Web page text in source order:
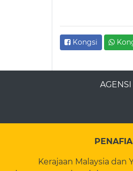
Kongsi
Kerajaan Malaysia dan